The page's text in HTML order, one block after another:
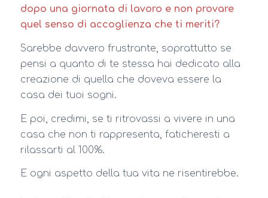
dopo una giornata di lavoro e non provare
quel senso di accoglienza che ti meriti?
Sarebbe davvero frustrante, soprattutto se
pensi a quanto di te stessa hai dedicato alla
creazione di quella che doveva essere la
casa dei tuoi sogni.
E poi, credimi, se ti ritrovassi a vivere in una
casa che non ti rappresenta, faticheresti a
rilassarti al 100%.
E ogni aspetto della tua vita ne risentirebbe.